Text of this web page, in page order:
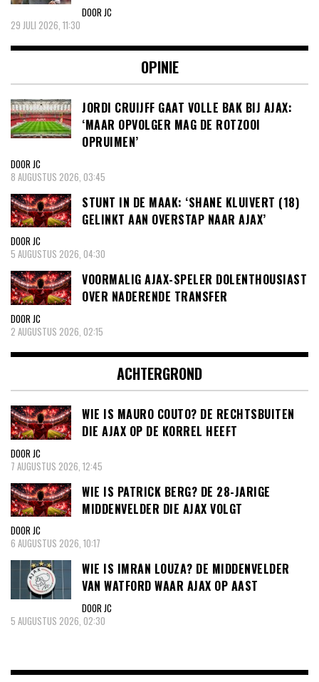
DOOR JC
29 JULI 2026, 11:30
OPINIE
JORDI CRUIJFF GAAT VOLLE BAK BIJ AJAX:
‘MAAR OPVOLGER MAG DE ROTZOOI
OPRUIMEN’
DOOR JC
8 AUGUSTUS 2026, 03:45
STUNT IN DE MAAK: ‘SHANE KLUIVERT (18)
GELINKT AAN OVERSTAP NAAR AJAX’
DOOR JC
5 AUGUSTUS 2026, 04:30
VOORMALIG AJAX-SPELER DOLENTHOUSIAST
OVER NADERENDE TRANSFER
DOOR JC
2 AUGUSTUS 2026, 02:15
ACHTERGROND
WIE IS MAURO COUTO? DE RECHTSBUITEN
DIE AJAX OP DE KORREL HEEFT
DOOR JC
7 AUGUSTUS 2026, 12:45
WIE IS PATRICK BERG? DE 28-JARIGE
MIDDENVELDER DIE AJAX VOLGT
DOOR JC
6 AUGUSTUS 2026, 10:17
WIE IS IMRAN LOUZA? DE MIDDENVELDER
VAN WATFORD WAAR AJAX OP AAST
DOOR JC
5 AUGUSTUS 2026, 02:30